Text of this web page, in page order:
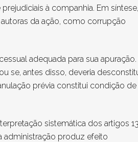
à companhia. Em síntese,
da ação, como corrupção
adequada para sua apuração.
se, antes disso, deveria
prévia constitui condição de
sistemática dos artigos
administração produz efeito